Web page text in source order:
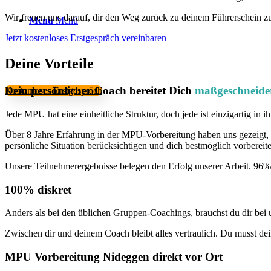
Menü Menü
Kostenloses Erstgespräch
Wir freuen uns darauf, dir den Weg zurück zu deinem Führerschein
Jetzt kostenloses Erstgespräch vereinbaren
Deine Vorteile
Dein persönlicher Coach bereitet Dich
Jede MPU hat eine einheitliche Struktur, doch jede ist einzigartig in
Über 8 Jahre Erfahrung in der MPU-Vorbereitung haben uns
persönliche Situation berücksichtigen und dich bestmöglich
Unsere Teilnehmerergebnisse belegen den Erfolg unserer Arbeit.
100% diskret
Anders als bei den üblichen Gruppen-Coachings, brauchst du dir
Zwischen dir und deinem Coach bleibt alles vertraulich. Du musst
MPU Vorbereitung Nideggen direkt vor Ort